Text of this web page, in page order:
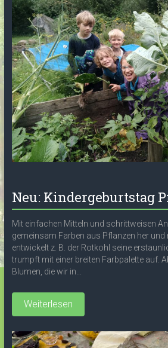
Neu: Kindergeburtstag
Mit einfachen Mitteln und schrittweisen
gemeinsam Farben aus Pflanzen her und
entwickelt z. B. der Rotkohl seine
trumpft mit einer breiten Farbpalette auf.
Blumen, die wir in...
Weiterlesen